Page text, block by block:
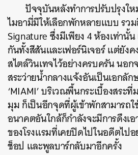
ปัจจุบันหลังทำการปรับปรุงใ
ไมอามี่มีให้เลือกพักหลายแบบ รว
Signature ซึ่งมีเพียง 4 ห้องเท่านั้น
กันทั้งสีสันและเฟอร์นิเจอร์ แต่ยัง
สไตล์วินเทจไว้อย่างครบครัน นอ
สระว่ายน้ำกลางแจ้งอันเป็นเอก
‘MIAMI’ บริเวณพื้นกระเบื้องสระ
มุม ก็เป็นอีกจุดที่ผู้เข้าพักสามารถ
อนาคตอันใกล้ก็กำลังจะมีการดึงเ
ของโรงแรมที่เคยปิดไปในอดีตไป
ช็อป และพูลบาร์กลับมาอีกครั้ง